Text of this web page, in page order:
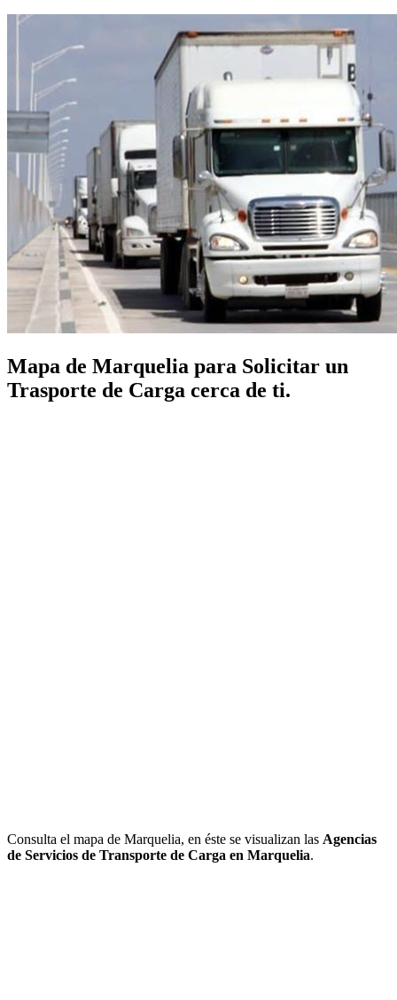
Mapa de Marquelia para Solicitar un
Trasporte de Carga cerca de ti.
Consulta el mapa de Marquelia, en éste se visualizan las Agencias
de Servicios de Transporte de Carga en Marquelia.